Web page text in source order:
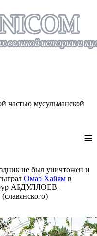
частью мусульманской
≡
не был уничтожен и
Омар Хайям в
АБДУЛЛОЕВ,